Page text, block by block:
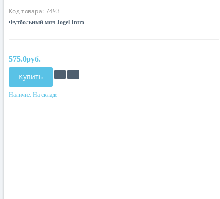
Код товара: 7493
Футбольный мяч Jogel Intro
575.0руб.
Купить
Наличие: На складе